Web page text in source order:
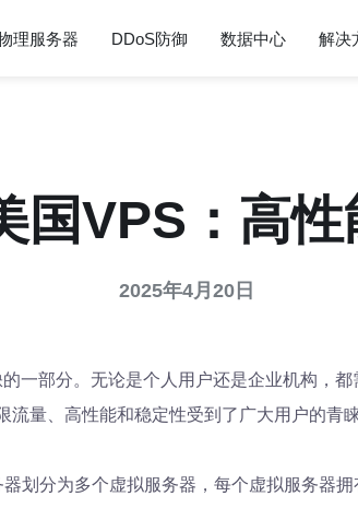
理服务器 DDoS防御 数据中心 解决
国VPS：高
2025年4月20日
一部分。无论是个人用户还是企业机构，
量、高性能和稳定性受到了广大用户的青睐
划分为多个虚拟服务器，每个虚拟服务器